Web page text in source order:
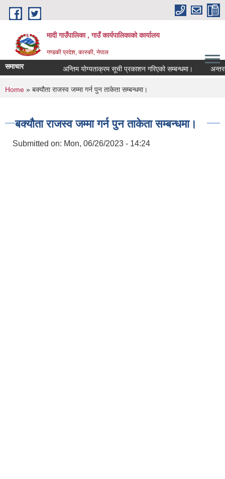
Skip to main content
मादी गाउँपालिका , गाउँ कार्यपालिकाको कार्यालय
गण्डकी प्रदेश, कास्की, नेपाल
समाचार अन्तिम योग्यताक्रम सूची प्रकाशन गरिएको सम्बन्धमा। अन्तरवार्ता
You are here
Home » बक्यौता राजस्व जम्मा गर्न पुन ताकेता सम्बन्धमा।
बक्यौता राजस्व जम्मा गर्न पुन ताकेता सम्बन्धमा।
Submitted on: Mon, 06/26/2023 - 14:24